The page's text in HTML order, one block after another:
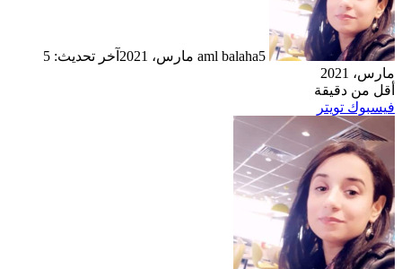
aml balaha5 مارس، 2021
آخر تحديث: 5
مارس، 2021
أقل من دقيقة
فيسبوك تويتر
البريد